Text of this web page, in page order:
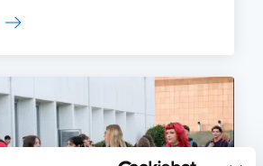
DURING MOBILITY